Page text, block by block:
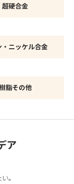
超硬合金
・ニッケル合金
脂その他
ア
。